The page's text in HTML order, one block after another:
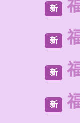
新
新
新
新